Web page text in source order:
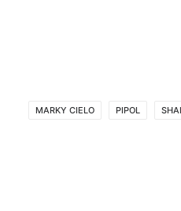
MARKY CIELO PIPOL